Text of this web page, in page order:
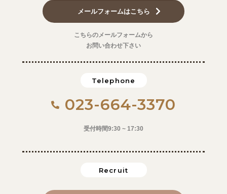
メールフォームはこちら
こちらのメールフォームから
お問い合わせ下さい
Telephone
023-664-3370
受付時間9:30 ~ 17:30
Recruit